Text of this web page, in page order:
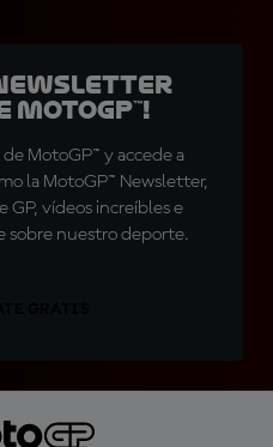
Newsletter
MotoGP™ y accede a
la MotoGP™ Newsletter,
GP, vídeos increíbles e
sobre nuestro deporte.